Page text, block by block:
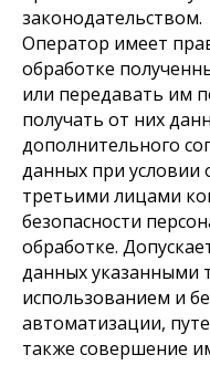
законодательством.
Оператор имеет
обработке
или передавать им
получать от них
дополнительного
данных при условии
третьими лицами
безопасности
обработке.
данных указанными
использованием и
автоматизации,
также совершение